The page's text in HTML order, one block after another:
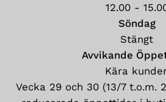
12.00 -
Söndag
Stängt
Avvikande
Kära
Vecka 29 och 30 (13/7 t.o.m.